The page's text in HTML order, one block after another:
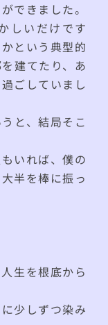
できました。
しいだけです
という典型的
建てたり、あ
ごしていまし
と、結局そこ
いれば、僕の
半を棒に振っ
生を根底から
少しずつ染み